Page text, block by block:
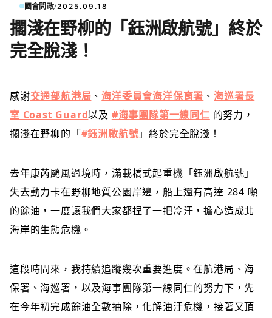
國會問政/2025.09.18
擱淺在野柳的「鈺洲啟航號」終於
完全脫淺！
感謝交通部航港局 、海洋委員會海洋保育署 、海巡署長
室 Coast Guard以及 #海事團隊第一線同仁 的努力，
擱淺在野柳的「#鈺洲啟航號」終於完全脫淺！
去年康芮颱風過境時，滿載橋式起重機「鈺洲啟航號」
失去動力卡在野柳地質公園岸邊，船上還有高達 284 噸
的餘油，一度讓我們大家都捏了一把冷汗，擔心造成北
海岸的生態危機。
這段時間來，我持續追蹤幾次重要進度。在航港局、海
保署、海巡署，以及海事團隊第一線同仁的努力下，先
在今年初完成餘油全數抽除，化解油汙危機，接著又頂